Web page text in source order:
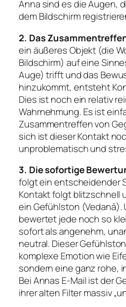
Anna sind es die Augen,
dem Bildschirm
2. Das
ein äußeres Objekt (die
Bildschirm) auf eine
Auge) trifft und das
hinzukommt, entsteht
Dies ist noch ein relativ
Wahrnehmung. Es ist
Zusammentreffen von
sich ist dieser Kontakt
unproblematisch und
3. Die sofortige
folgt ein entscheidender
Kontakt folgt blitzschnell
ein Gefühlston (Vedanā).
bewertet jede noch so
sofort als angenehm,
neutral. Dieser
komplexe Emotion wie
sondern eine ganz rohe,
Bei Annas E-Mail ist der
ihrer alten Filter massiv